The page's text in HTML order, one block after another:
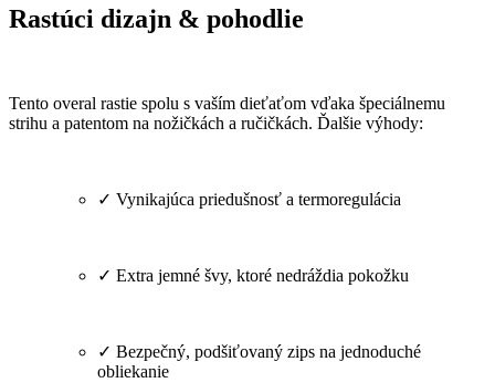
Rastúci dizajn & pohodlie
Tento overal rastie spolu s vaším dieťaťom vďaka špeciálnemu
strihu a patentom na nožičkách a ručičkách. Ďalšie výhody:
✓ Vynikajúca priedušnosť a termoregulácia
✓ Extra jemné švy, ktoré nedráždia pokožku
✓ Bezpečný, podšiťovaný zips na jednoduché
obliekanie